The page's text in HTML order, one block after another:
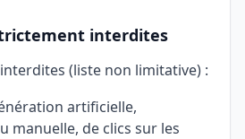
interdites
(liste non limitative) :
artificielle,
manuelle, de clics sur les